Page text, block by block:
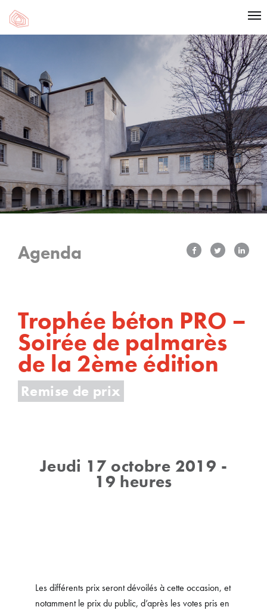
Agenda
Trophée béton PRO –
Soirée de palmarès
de la 2ème édition
Remise de prix
Jeudi 17 octobre 2019 -
19 heures
Les différents prix seront dévoilés à cette occasion, et
notamment le prix du public, d’après les votes pris en